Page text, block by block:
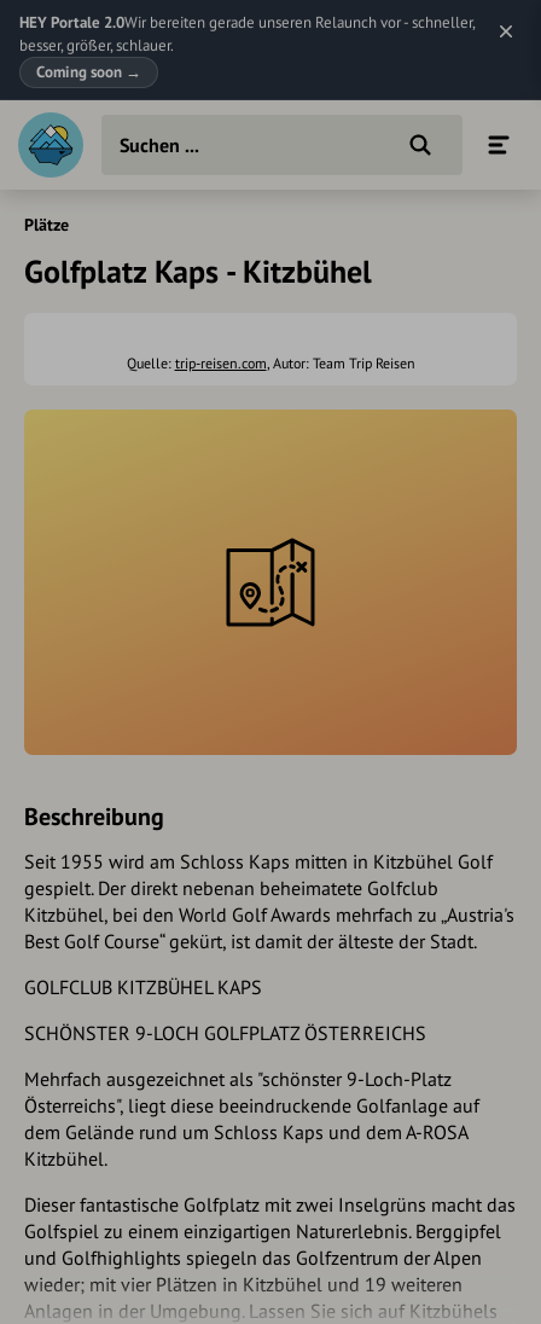
HEY Portale 2.0Wir bereiten gerade unseren Relaunch vor - schneller,
besser, größer, schlauer.
Coming soon →
Plätze
Golfplatz Kaps - Kitzbühel
Quelle: trip-reisen.com, Autor: Team Trip Reisen
Beschreibung
Seit 1955 wird am Schloss Kaps mitten in Kitzbühel Golf
gespielt. Der direkt nebenan beheimatete Golfclub
Kitzbühel, bei den World Golf Awards mehrfach zu „Austria's
Best Golf Course“ gekürt, ist damit der älteste der Stadt.
GOLFCLUB KITZBÜHEL KAPS
SCHÖNSTER 9-LOCH GOLFPLATZ ÖSTERREICHS
Mehrfach ausgezeichnet als "schönster 9-Loch-Platz
Österreichs", liegt diese beeindruckende Golfanlage auf
dem Gelände rund um Schloss Kaps und dem A-ROSA
Kitzbühel.
Dieser fantastische Golfplatz mit zwei Inselgrüns macht das
Golfspiel zu einem einzigartigen Naturerlebnis. Berggipfel
und Golfhighlights spiegeln das Golfzentrum der Alpen
wieder; mit vier Plätzen in Kitzbühel und 19 weiteren
Anlagen in der Umgebung. Lassen Sie sich auf Kitzbühels